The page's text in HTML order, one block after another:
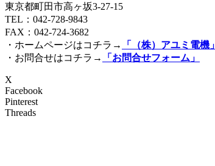
東京都町田市高ヶ坂3‐27‐15
TEL：042-728-9843
FAX：042-724-3682
・ホームページはコチラ→
「（株）アユミ電機」
・お問合せはコチラ→
「お問合せフォーム」
X
Facebook
Pinterest
Threads